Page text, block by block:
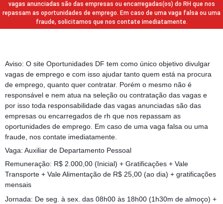
vagas anunciadas são das empresas ou encarregadas(os) do RH que nos
repassam as oportunidades de emprego. Em caso de uma vaga falsa ou uma
fraude, solicitamos que nos contate imediatamente.
Aviso: O site Oportunidades DF tem como único objetivo divulgar
vagas de emprego e com isso ajudar tanto quem está na procura
de emprego, quanto quer contratar. Porém o mesmo não é
responsável e nem atua na seleção ou contratação das vagas e
por isso toda responsabilidade das vagas anunciadas são das
empresas ou encarregados de rh que nos repassam as
oportunidades de emprego. Em caso de uma vaga falsa ou uma
fraude, nos contate imediatamente.
Vaga: Auxiliar de Departamento Pessoal
Remuneração: R$ 2.000,00 (Inicial) + Gratificações + Vale
Transporte + Vale Alimentação de R$ 25,00 (ao dia) + gratificações
mensais
Jornada: De seg. à sex. das 08h00 às 18h00 (1h30m de almoço) +